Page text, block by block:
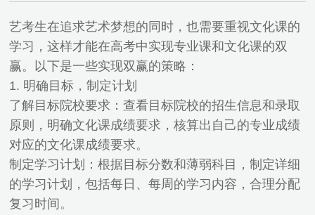
艺考生在追求艺术梦想的同时，也需要重视文化课的
学习，这样才能在高考中实现专业课和文化课的双
赢。以下是一些实现双赢的策略：
1. 明确目标，制定计划
了解目标院校要求：查看目标院校的招生信息和录取
原则，明确文化课成绩要求，核算出自己的专业成绩
对应的文化课成绩要求。
制定学习计划：根据目标分数和薄弱科目，制定详细
的学习计划，包括每日、每周的学习内容，合理分配
复习时间。